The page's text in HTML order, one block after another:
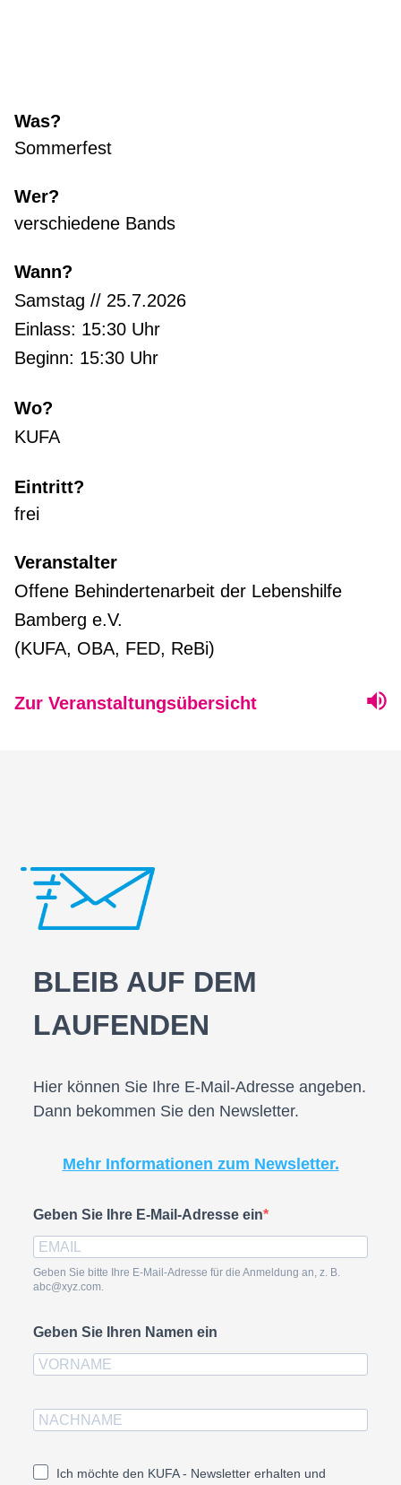
Was?
Sommerfest
Wer?
verschiedene Bands
Wann?
Samstag // 25.7.2026
Einlass: 15:30 Uhr
Beginn: 15:30 Uhr
Wo?
KUFA
Eintritt?
frei
Veranstalter
Offene Behindertenarbeit der Lebenshilfe
Bamberg e.V.
(KUFA, OBA, FED, ReBi)
Zur Veranstaltungsübersicht
BLEIB AUF DEM
LAUFENDEN
Hier können Sie Ihre E-Mail-Adresse angeben.
Dann bekommen Sie den Newsletter.
Mehr Informationen zum Newsletter.
Geben Sie Ihre E-Mail-Adresse ein
Geben Sie bitte Ihre E-Mail-Adresse für die Anmeldung an, z. B.
abc@xyz.com.
Geben Sie Ihren Namen ein
Ich möchte den KUFA - Newsletter erhalten und